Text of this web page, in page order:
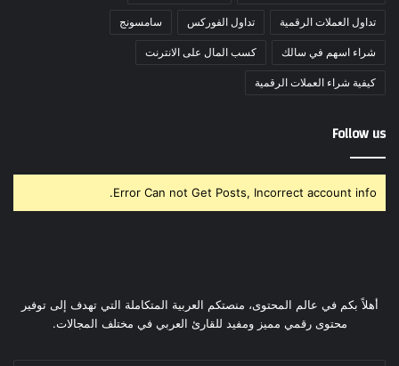
تداول العملات الرقمية تداول الفوركس سامسونج
شراء اسهم في سالك كسب المال على الانترنت
كيفية شراء العملات الرقمية
Follow us
Error Can not Get Posts, Incorrect account info.
أهلاً بكم في عالم المحتوى، منصتكم العربية المتكاملة التي تهدف إلى توفير
محتوى رقمي مميز ومفيد للقارئ العربي في مختلف المجالات.